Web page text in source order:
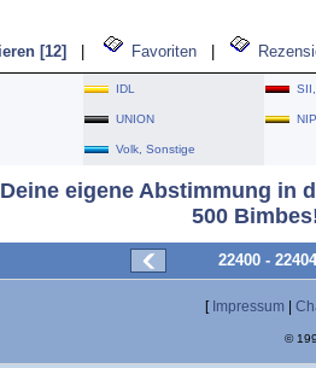
[12] Favoriten
IDL
UNION NIP
Volk, Sonstige
eigene Abstimmung in
500
22400 -
[ Impressum
©